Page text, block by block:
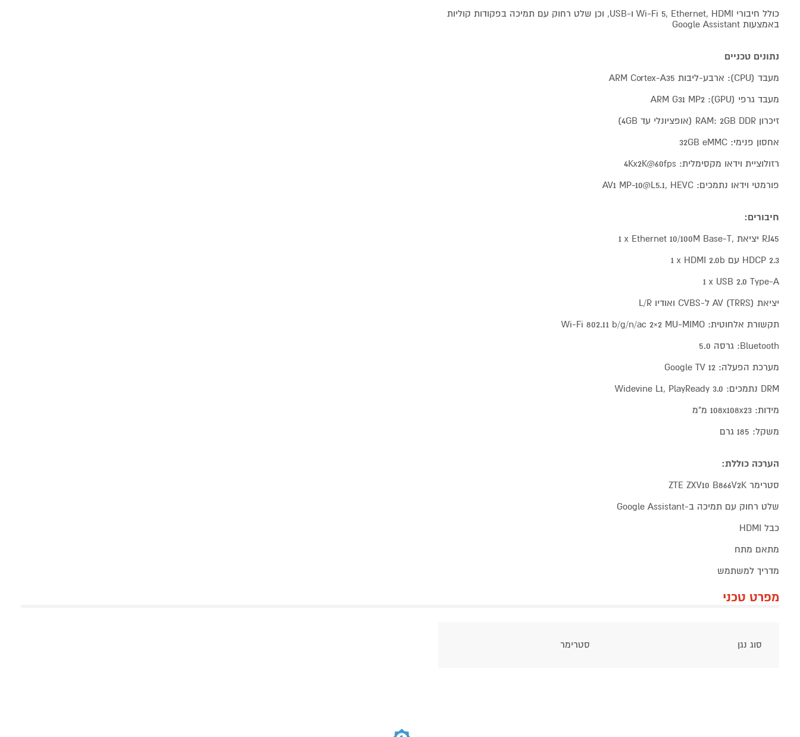
כולל חיבורי Wi-Fi 5, Ethernet, HDMI ו-USB, וכן שלט רחוק עם תמיכה בפקודות קוליות
באמצעות Google Assistant
נתונים טכניים
מעבד (CPU): ארבע-ליבות ARM Cortex-A35
מעבד גרפי (GPU): ARM G31 MP2
זיכרון RAM: 2GB DDR (אופציונלי עד 4GB)
אחסון פנימי: 32GB eMMC
רזולוציית וידאו מקסימלית: 4Kx2K@60fps
פורמטי וידאו נתמכים: AV1 MP-10@L5.1, HEVC
חיבורים:
1 x Ethernet 10/100M Base-T, יציאת RJ45
1 x HDMI 2.0b עם HDCP 2.3
1 x USB 2.0 Type-A
יציאת AV (TRRS) ל-CVBS ואודיו L/R
תקשורת אלחוטית: Wi-Fi 802.11 b/g/n/ac 2×2 MU-MIMO
Bluetooth: גרסה 5.0
מערכת הפעלה: Google TV 12
DRM נתמכים: Widevine L1, PlayReady 3.0
מידות: 108x108x23 מ"מ
משקל: 185 גרם
הערכה כוללת:
סטרימר ZTE ZXV10 B866V2K
שלט רחוק עם תמיכה ב-Google Assistant
כבל HDMI
מתאם מתח
מדריך למשתמש
מפרט טכני
סוג נגן סטרימר